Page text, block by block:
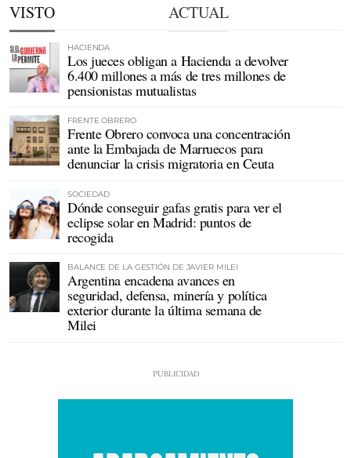
VISTO ACTUAL
HACIENDA
Los jueces obligan a Hacienda a devolver
6.400 millones a más de tres millones de
pensionistas mutualistas
FRENTE OBRERO
Frente Obrero convoca una concentración
ante la Embajada de Marruecos para
denunciar la crisis migratoria en Ceuta
SOCIEDAD
Dónde conseguir gafas gratis para ver el
eclipse solar en Madrid: puntos de
recogida
BALANCE DE LA GESTIÓN DE JAVIER MILEI
Argentina encadena avances en
seguridad, defensa, minería y política
exterior durante la última semana de
Milei